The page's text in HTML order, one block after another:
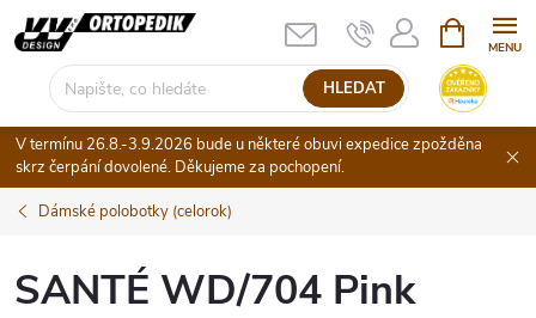
Přejít
na
HLEDAT
NÁKUPNÍ
KOŠÍK
V termínu 26.8.-3.9.2026 bude u některé obuvi expedice zpožděna
skrz čerpání dovolené. Děkujeme za pochopení.
Dámské polobotky (celorok)
SANTÉ WD/704 Pink